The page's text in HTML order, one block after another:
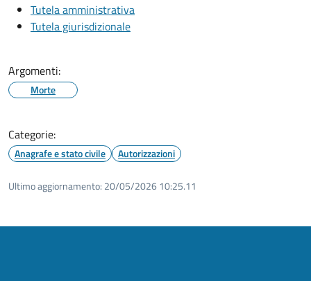
Tutela amministrativa
Tutela giurisdizionale
Argomenti:
Morte
Categorie:
Anagrafe e stato civile Autorizzazioni
Ultimo aggiornamento: 20/05/2026 10:25.11